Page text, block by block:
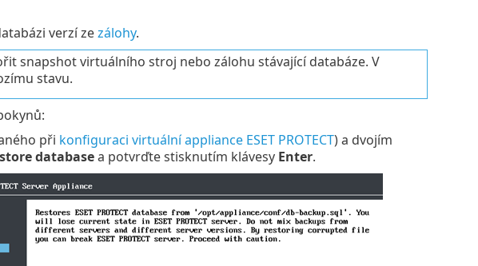
verzí zezálohy.
snapshot virtuálního stroj nebo zálohu stávající databáze. V
stavu.
při konfiguraci virtuální appliance ESET PROTECT) a dvojím
databasea potvrďte stisknutím klávesy Enter.